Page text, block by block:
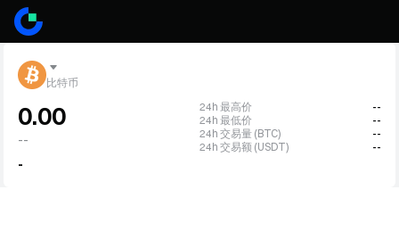
比特币
0.00
--
-
24h 最高价
--
24h 最低价
--
24h 交易量 (BTC)
--
24h 交易额 (USDT)
--